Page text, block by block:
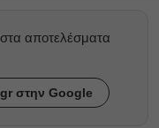
αποτελέσματα
στην Google